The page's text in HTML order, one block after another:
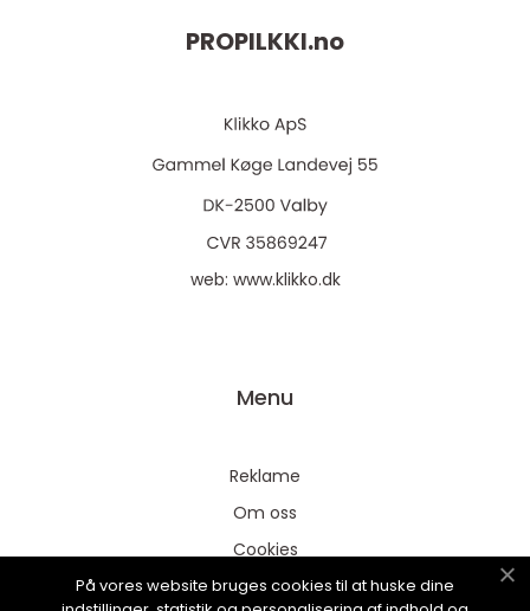
PROPILKKI.no
web: www.klikko.dk
Menu
Reklame
Om oss
Cookies
Kontakt Oss
På vores website bruges cookies til at huske dine